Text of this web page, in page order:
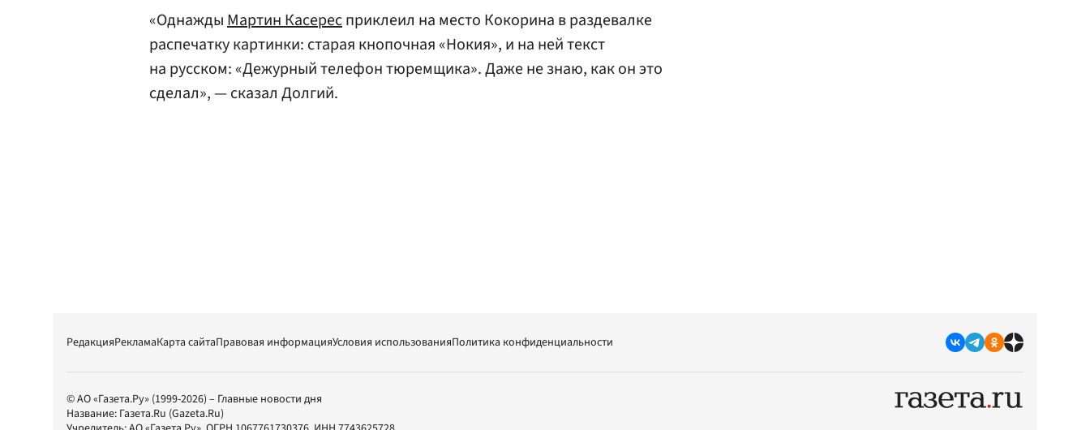
«ОднаждыМартин Касересприклеил на место Кокорина в раздевалке
распечатку картинки: старая кнопочная «Нокия», и на ней текст
на русском: «Дежурный телефон тюремщика». Даже не знаю, как он это
сделал», — сказал Долгий.
РедакцияРекламаКарта сайтаПравовая информацияУсловия использованияПолитика конфиденциальности
© АО «Газета.Ру» (1999-2026) – Главные новости дня
Название: Газета.Ru (Gazeta.Ru)